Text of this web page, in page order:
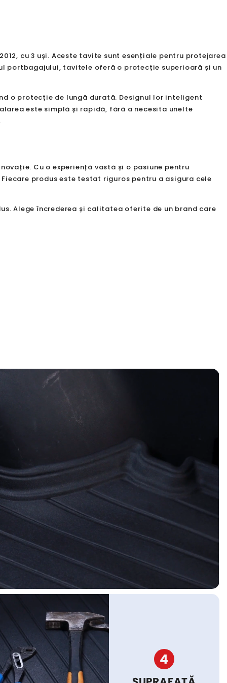
cu 3 uși. Aceste tavite sunt esențiale pentru protejarea
portbagajului, tavitele oferă o protecție superioară și un
o protecție de lungă durată. Designul lor inteligent
este simplă și rapidă, fără a necesita unelte
Cu o experiență vastă și o pasiune pentru
produs este testat riguros pentru a asigura cele
Alege încrederea și calitatea oferite de un brand care
4